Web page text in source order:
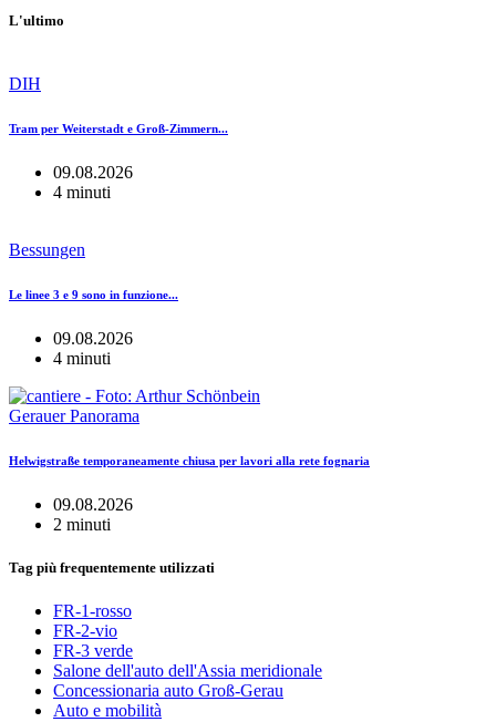
L'ultimo
DIH
Tram per Weiterstadt e Groß-Zimmern...
09.08.2026
4 minuti
Bessungen
Le linee 3 e 9 sono in funzione...
09.08.2026
4 minuti
Gerauer Panorama
Helwigstraße temporaneamente chiusa per lavori alla rete fognaria
09.08.2026
2 minuti
Tag più frequentemente utilizzati
FR-1-rosso
FR-2-vio
FR-3 verde
Salone dell'auto dell'Assia meridionale
Concessionaria auto Groß-Gerau
Auto e mobilità